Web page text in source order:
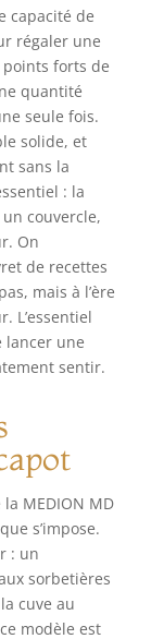
glaçons
capacité de
régaler une
points forts de
quantité
seule fois.
solide, et
sans la
: la
couvercle,
On
de recettes
mais à l’ère
L’essentiel
lancer une
sentir.
MEDION MD
s’impose.
: un
sorbetières
cuve au
modèle est